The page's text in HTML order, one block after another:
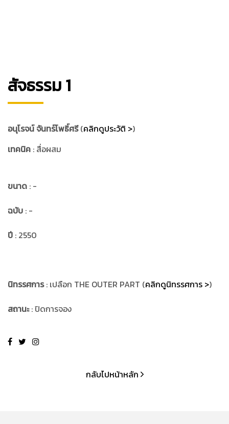
สัจธรรม 1
อนุโรจน์ จันทร์โพธิ์ศรี(คลิกดูประวัติ >)
เทคนิค : สื่อผสม
ขนาด : -
ฉบับ : -
ปี : 2550
นิทรรศการ: เปลือก THE OUTER PART (คลิกดูนิทรรศการ >)
สถานะ: ปิดการจอง
กลับไปหน้าหลัก